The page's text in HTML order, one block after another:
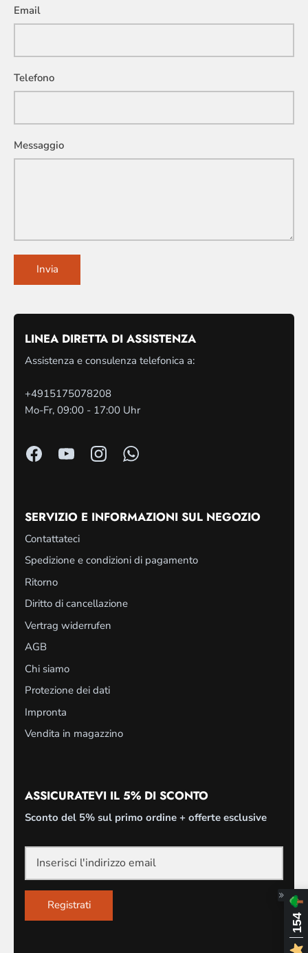
Email
Telefono
Messaggio
Invia
LINEA DIRETTA DI ASSISTENZA
Assistenza e consulenza telefonica a:
+4915175078208
Mo-Fr, 09:00 - 17:00 Uhr
SERVIZIO E INFORMAZIONI SUL NEGOZIO
Contattateci
Spedizione e condizioni di pagamento
Ritorno
Diritto di cancellazione
Vertrag widerrufen
AGB
Chi siamo
Protezione dei dati
Impronta
Vendita in magazzino
ASSICURATEVI IL 5% DI SCONTO
Sconto del 5% sul primo ordine + offerte esclusive
Registrati
154